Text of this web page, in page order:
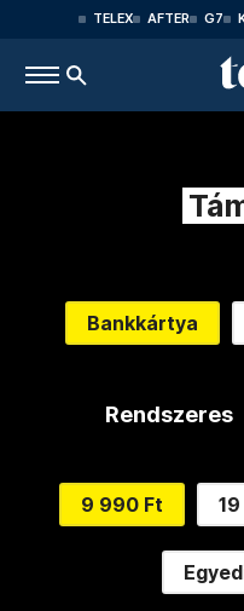
TELEX AFTER G7
Bankkártya
Rendszeres
9 990 Ft